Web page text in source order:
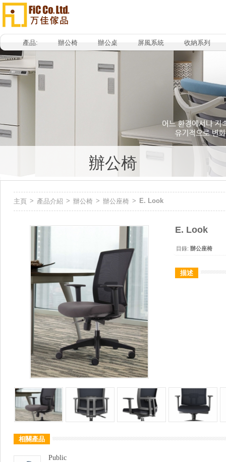
產品: 辦公椅 辦公桌 屏風系統 收納系列
辦公椅
主頁 > 產品介紹 > 辦公椅 > 辦公座椅 > E. Look
E. Look
目錄: 辦公座椅
描述
相關產品
Public